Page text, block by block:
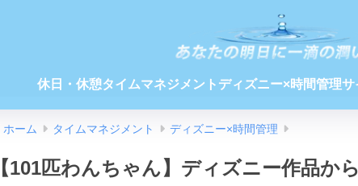
休日・休憩タイムマネジメント ディズニー×時間管理サ
ホーム タイムマネジメント ディズニー×時間管理
【101匹わんちゃん】ディズニー作品か